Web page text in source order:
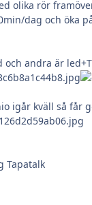
olika rör
dag och öka
och andra är
igår kväll så får
Tapatalk